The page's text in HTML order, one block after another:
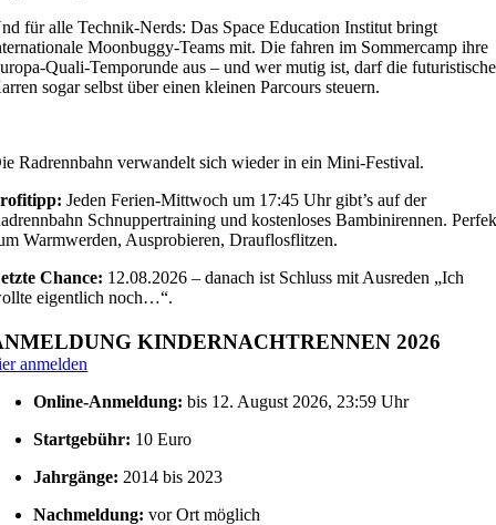
für alle Technik‑Nerds: Das Space Education Institut bringt
Moonbuggy‑Teams mit. Die fahren im Sommercamp ihre
aus – und wer mutig ist, darf die
sogar selbst über einen kleinen Parcours steuern.
Radrennbahn verwandelt sich wieder in ein Mini-Festival.
Jeden Ferien‑Mittwoch um 17:45 Uhr gibt’s auf der
Schnuppertraining und kostenloses Bambinirennen.
Warmwerden, Ausprobieren, Drauflosflitzen.
Chance: 12.08.2026 – danach ist Schluss mit Ausreden „Ich
eigentlich noch…“.
KINDERNACHTRENNEN 2026
anmelden
Online-Anmeldung: bis 12. August 2026, 23:59 Uhr
Startgebühr: 10 Euro
Jahrgänge: 2014 bis 2023
Nachmeldung: vor Ort möglich